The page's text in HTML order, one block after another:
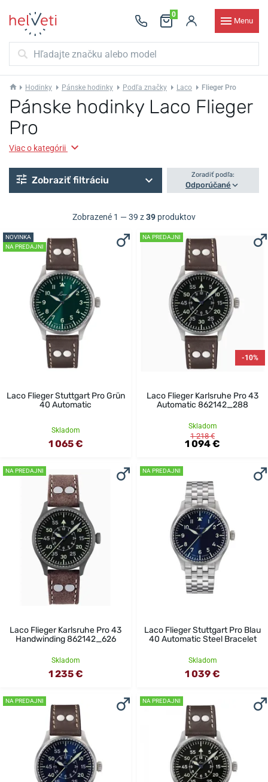
0
Menu
Hodinky Pánske hodinky Podľa značky Laco Flieger Pro
Pánske hodinky Laco Flieger
Pro
Viac o kategórii
Zobraziť filtráciu Zoradiť podľa:
Odporúčané
Zobrazené 1 — 39 z39 produktov
NOVINKA
NA PREDAJNI
Laco Flieger Stuttgart Pro Grün
40 Automatic
Skladom
1 065 €
NA PREDAJNI
-10%
Laco Flieger Karlsruhe Pro 43
Automatic 862142_288
Skladom
1 218 €
1 094 €
NA PREDAJNI
Laco Flieger Karlsruhe Pro 43
Handwinding 862142_626
Skladom
1 235 €
NA PREDAJNI
Laco Flieger Stuttgart Pro Blau
40 Automatic Steel Bracelet
Skladom
1 039 €
NA PREDAJNI NA PREDAJNI